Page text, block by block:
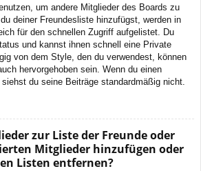
um andere Mitglieder des Boards zu
deiner Freundesliste hinzufügst, werden in
für den schnellen Zugriff aufgelistet. Du
und kannst ihnen schnell eine Private
von dem Style, den du verwendest, können
hervorgehoben sein. Wenn du einen
du seine Beiträge standardmäßig nicht.
zur Liste der Freunde oder
Mitglieder hinzufügen oder
Listen entfernen?